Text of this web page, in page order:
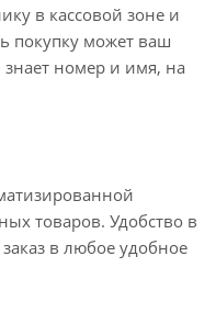
в кассовой зоне и
покупку может ваш
номер и имя, на
товаров. Удобство в
в любое удобное